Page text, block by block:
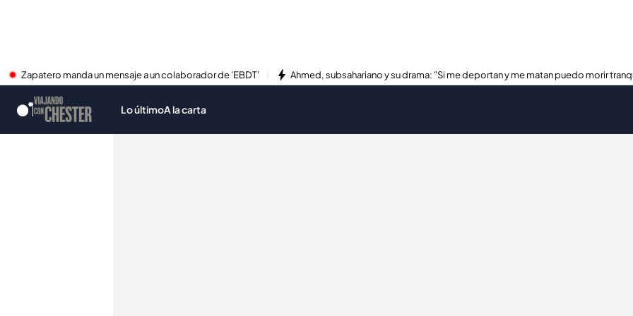
Zapatero manda un mensaje a un colaborador de 'EBDT' Ahmed, subsahariano y su drama: "Si me deportan y me matan puedo morir
Lo últimoA la carta